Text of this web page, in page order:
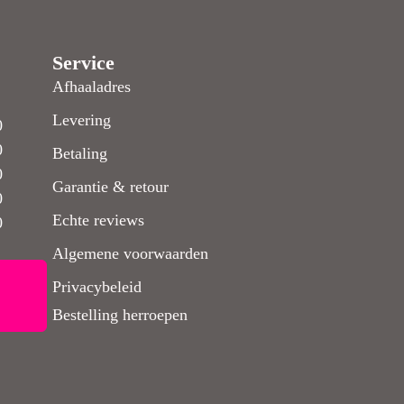
Service
Afhaaladres
Levering
Betaling
Garantie & retour
Echte reviews
Algemene voorwaarden
Privacybeleid
Bestelling herroepen